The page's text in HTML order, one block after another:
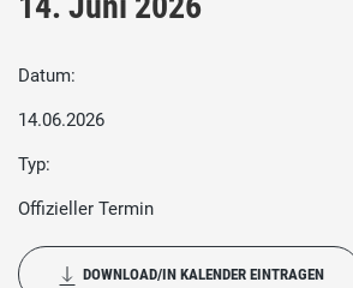
Datum:
14.06.2026
Typ:
Offizieller Termin
DOWNLOAD/IN KALENDER EINTRAGEN